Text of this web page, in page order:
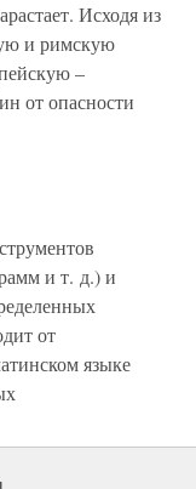
Исходя из
и римскую
–
от опасности
и т. д.) и
от
языке